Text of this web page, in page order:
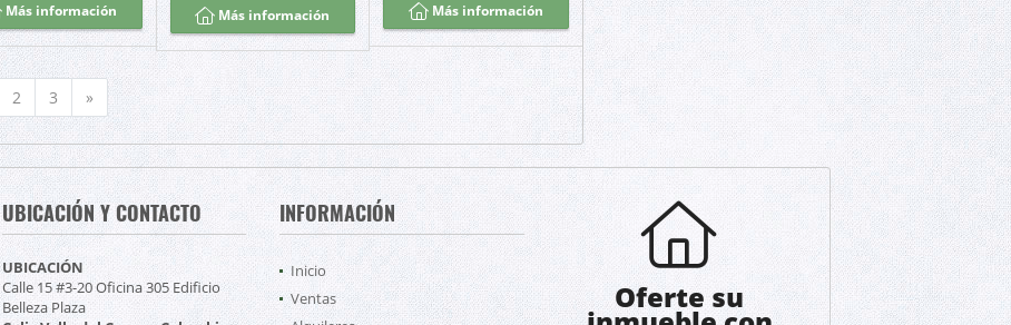
Más información Más información Más información
2 3 »Siguiente
UBICACIÓN Y CONTACTO
UBICACIÓN
Calle 15 #3-20 Oficina 305 Edificio
Belleza Plaza
INFORMACIÓN
Inicio
Ventas
Oferte su